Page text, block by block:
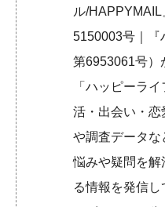
ル/
5150003号｜『
第6953061号）
「ハッピーラ
活・出会い・恋
や調査データ
悩みや疑問を解
る情報を発